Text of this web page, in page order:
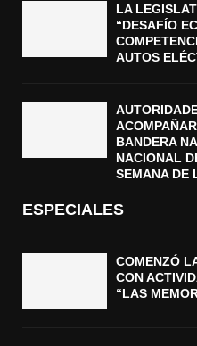
LA
“DESAFÍO
AUTOS
BANDERA
NACIONAL
SEMANA DE
ESPECIALES
COMENZÓ
CON
“LAS